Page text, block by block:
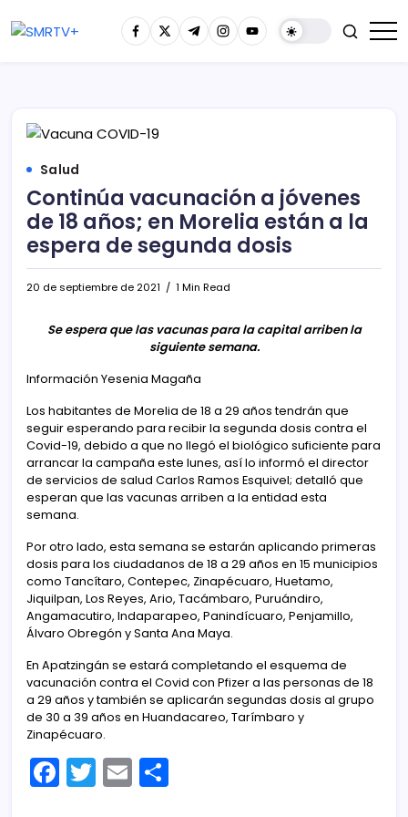
Salud
Continúa vacunación a jóvenes
de 18 años; en Morelia están a la
espera de segunda dosis
20 de septiembre de 2021 1 Min Read
Se espera que las vacunas para la capital arriben la
siguiente semana.
Información Yesenia Magaña
Los habitantes de Morelia de 18 a 29 años tendrán que
seguir esperando para recibir la segunda dosis contra el
Covid-19, debido a que no llegó el biológico suficiente para
arrancar la campaña este lunes, así lo informó el director
de servicios de salud Carlos Ramos Esquivel; detalló que
esperan que las vacunas arriben a la entidad esta
semana.
Por otro lado, esta semana se estarán aplicando primeras
dosis para los ciudadanos de 18 a 29 años en 15 municipios
como Tancítaro, Contepec, Zinapécuaro, Huetamo,
Jiquilpan, Los Reyes, Ario, Tacámbaro, Puruándiro,
Angamacutiro, Indaparapeo, Panindícuaro, Penjamillo,
Álvaro Obregón y Santa Ana Maya.
En Apatzingán se estará completando el esquema de
vacunación contra el Covid con Pfizer a las personas de 18
a 29 años y también se aplicarán segundas dosis al grupo
de 30 a 39 años en Huandacareo, Tarímbaro y
Zinapécuaro.
F
a
T
w
E
m